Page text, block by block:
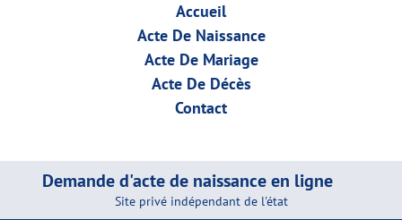
Accueil
Acte De Naissance
Acte De Mariage
Acte De Décès
Contact
Demande d'acte de naissance en ligne
Site privé indépendant de l'état